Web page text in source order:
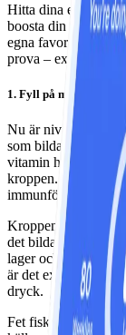
Hitta dina egna
boosta din
egna favoritknep,
prova – extra näring,
1. Fyll på med D-
Nu är nivåerna
som bildas i huden
vitamin har en
kroppen. Att
immunförsvar är
Kroppens förråd
det bildas D-
lager och så här års
är det extra viktigt
dryck.
Fet fisk, äggula,